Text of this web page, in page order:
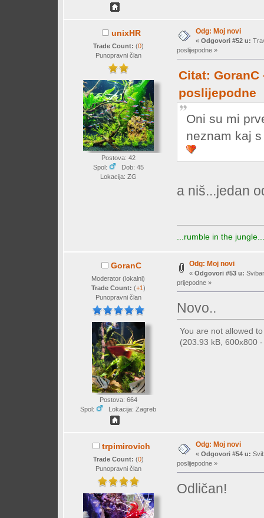
unixHR
Trade Count: (0)
Punopravni član
Postova: 42
Spol:
Dob: 45
Lokacija: ZG
Odg: Moj novi
« Odgovori #52 u:
poslijepodne »
Citat: GoranC
poslijepodne
Oni su mi
neznam kaj
a niš...jedan
...rumble in the jungle...
GoranC
Moderator (lokalni)
Trade Count: (+1)
Punopravni član
Postova: 664
Spol:
Lokacija: Zagreb
Odg: Moj novi
« Odgovori #53 u:
prijepodne »
Novo..
You are not allowed
(203.93 kB, 600x800
trpimirovich
Trade Count: (0)
Punopravni član
Odg: Moj novi
« Odgovori #54 u:
poslijepodne »
Odličan!